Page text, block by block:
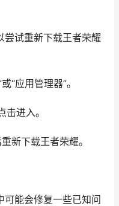
尝试重新下载王者荣耀
“应用管理器”。
进入。
新下载王者荣耀。
可能会修复一些已知问